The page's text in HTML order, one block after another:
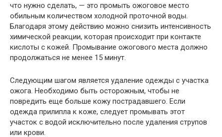
что нужно сделать, — это промыть ожоговое место
обильным количеством холодной проточной воды.
Благодаря этому действию можно снизить интенсивность
химической реакции, которая происходит при контакте
кислоты с кожей. Промывание ожогового места должно
продолжаться не менее 15 минут.
Следующим шагом является удаление одежды с участка
ожога. Необходимо быть осторожным, чтобы не
повредить еще больше кожу пострадавшего. Если
одежда прилипла к коже, следует промывать этот
участок с водой исключительно после удаления струпов
или крови.